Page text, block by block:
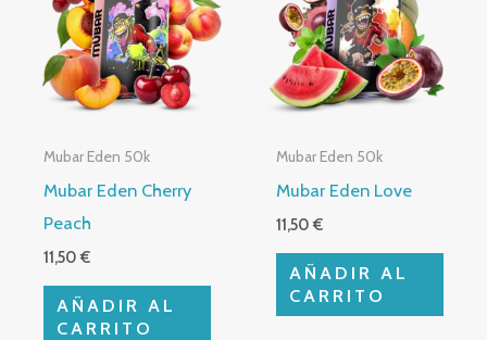
Mubar Eden 50k
Mubar Eden Cherry
Peach
11,50€
AÑADIR AL
CARRITO
Mubar Eden 50k
Mubar Eden Love
11,50€
AÑADIR AL
CARRITO